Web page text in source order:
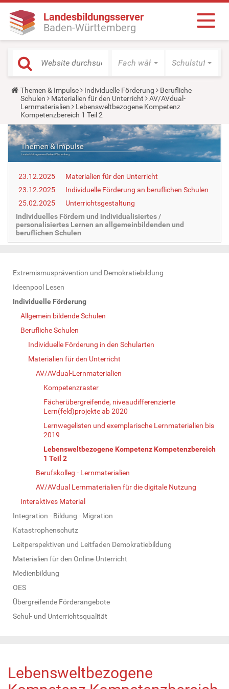
Landesbildungsserver
Baden-Württemberg
Fach wählen Schulstufe
Y
o
u
a
r
e
h
e
r
e
Themen & Impulse Individuelle Förderung
Berufliche
Schulen
Materialien für den Unterricht
AV/AVdual-
Lernmaterialien
Lebensweltbezogene Kompetenz
Kompetenzbereich 1 Teil 2
23.12.2025
Materialien für den Unterricht
23.12.2025
Individuelle Förderung an beruflichen Schulen
25.02.2025
Unterrichtsgestaltung
Individuelles Fördern und individualisiertes /
personalisiertes Lernen an allgemeinbildenden und
beruflichen Schulen
N
a
v
Extremismusprävention und Demokratiebildung
Ideenpool Lesen
Individuelle Förderung
Allgemein bildende Schulen
Berufliche Schulen
Individuelle Förderung in den Schularten
Materialien für den Unterricht
AV/AVdual-Lernmaterialien
Kompetenzraster
Fächerübergreifende, niveaudifferenzierte
Lern(feld)projekte ab 2020
Lernwegelisten und exemplarische Lernmaterialien bis
2019
Lebensweltbezogene Kompetenz Kompetenzbereich
1 Teil 2
Berufskolleg - Lernmaterialien
AV/AVdual Lernmaterialien für die digitale Nutzung
Interaktives Material
Integration - Bildung - Migration
Katastrophenschutz
Leitperspektiven und Leitfaden Demokratiebildung
Materialien für den Online-Unterricht
Medienbildung
OES
Übergreifende Förderangebote
Schul- und Unterrichtsqualität
Lebensweltbezogene